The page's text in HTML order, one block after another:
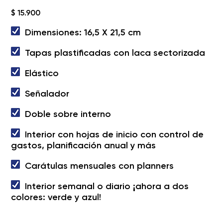
$ 15.900
Dimensiones: 16,5 X 21,5 cm
Tapas plastificadas con laca sectorizada
Elástico
Señalador
Doble sobre interno
Interior con hojas de inicio con control de
gastos, planificación anual y más
Carátulas mensuales con planners
Interior semanal o diario ¡ahora a dos
colores: verde y azul!